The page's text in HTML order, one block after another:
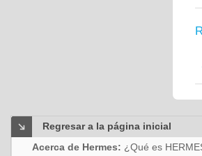
Regresar a la página inicial
Acerca de Hermes: ¿Qué es